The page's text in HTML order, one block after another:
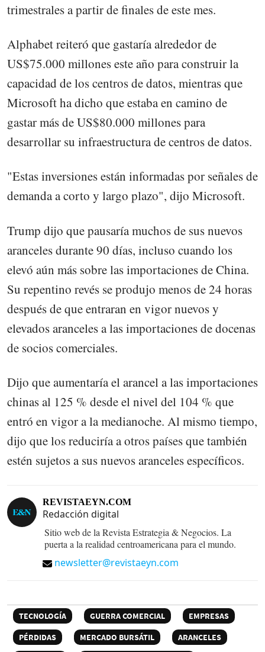
trimestrales a partir de finales de este mes.
Alphabet reiteró que gastaría alrededor de
US$75.000 millones este año para construir la
capacidad de los centros de datos, mientras que
Microsoft ha dicho que estaba en camino de
gastar más de US$80.000 millones para
desarrollar su infraestructura de centros de datos.
"Estas inversiones están informadas por señales de
demanda a corto y largo plazo", dijo Microsoft.
Trump dijo que pausaría muchos de sus nuevos
aranceles durante 90 días, incluso cuando los
elevó aún más sobre las importaciones de China.
Su repentino revés se produjo menos de 24 horas
después de que entraran en vigor nuevos y
elevados aranceles a las importaciones de docenas
de socios comerciales.
Dijo que aumentaría el arancel a las importaciones
chinas al 125 % desde el nivel del 104 % que
entró en vigor a la medianoche. Al mismo tiempo,
dijo que los reduciría a otros países que también
estén sujetos a sus nuevos aranceles específicos.
REVISTAEYN.COM
Redacción digital
Sitio web de la Revista Estrategia & Negocios. La
puerta a la realidad centroamericana para el mundo.
newsletter@revistaeyn.com
TECNOLOGÍA GUERRA COMERCIAL
EMPRESAS
PÉRDIDAS
MERCADO BURSÁTIL
ARANCELES